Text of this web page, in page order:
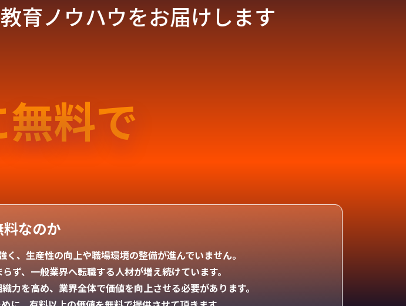
育ノウハウをお届けします
料で
なのか
、生産性の向上や職場環境の整備が進んでいません。
ず、一般業界へ転職する人材が増え続けています。
力を高め、業界全体で価値を向上させる必要があります。